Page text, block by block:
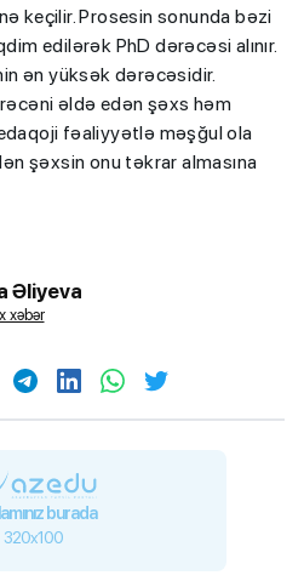
keçilir. Prosesin sonunda bəzi
edilərək PhD dərəcəsi alınır.
ən yüksək dərəcəsidir.
əldə edən şəxs həm
fəaliyyətlə məşğul ola
şəxsin onu təkrar almasına
Əliyeva
xəbər
burada
320x100